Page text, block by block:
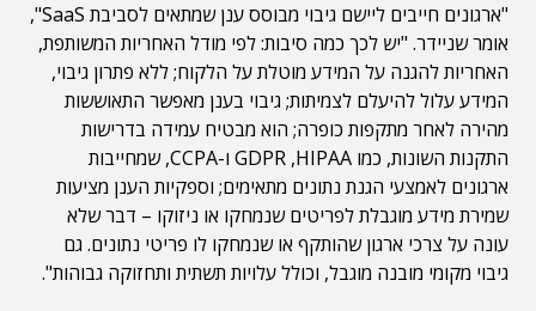
"ארגונים חייבים ליישם גיבוי מבוסס ענן שמתאים לסביבת SaaS",
אומר שניידר. "יש לכך כמה סיבות: לפי מודל האחריות המשותפת,
האחריות להגנה על המידע מוטלת על הלקוח; ללא פתרון גיבוי,
המידע עלול להיעלם לצמיתות; גיבוי בענן מאפשר התאוששות
מהירה לאחר מתקפות כופרה; הוא מבטיח עמידה בדרישות
התקנות השונות, כמו GDPR ,HIPAA ו-CCPA, שמחייבות
ארגונים לאמצעי הגנת נתונים מתאימים; וספקיות הענן מציעות
שמירת מידע מוגבלת לפריטים שנמחקו או ניזוקו – דבר שלא
עונה על צרכי ארגון שהותקף או שנמחקו לו פריטי נתונים. גם
גיבוי מקומי מובנה מוגבל, וכולל עלויות תשתית ותחזוקה גבוהות".